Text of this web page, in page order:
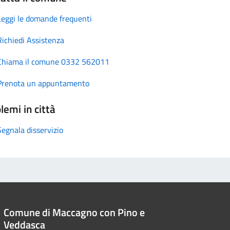
le domande frequenti
Assistenza
il comune 0332 562011
un appuntamento
in città
disservizio
Comune di Maccagno con Pino e
Veddasca